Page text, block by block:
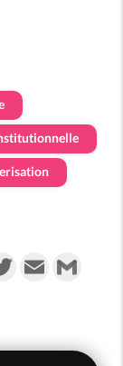
TwitterEmail